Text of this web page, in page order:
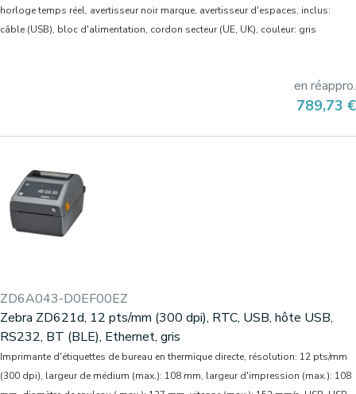
horloge temps réel, avertisseur noir marque, avertisseur d'espaces, inclus:
câble (USB), bloc d'alimentation, cordon secteur (UE, UK), couleur: gris
en réappro.
Prix
789,73 €
ZD6A043-D0EF00EZ
Zebra ZD621d, 12 pts/mm (300 dpi), RTC, USB, hôte USB,
RS232, BT (BLE), Ethernet, gris
Imprimante d'étiquettes de bureau en thermique directe, résolution: 12 pts/mm
(300 dpi), largeur de médium (max.): 108 mm, largeur d'impression (max.): 108